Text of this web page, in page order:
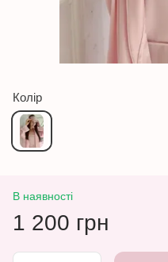
Колір
В наявності
1 200 грн